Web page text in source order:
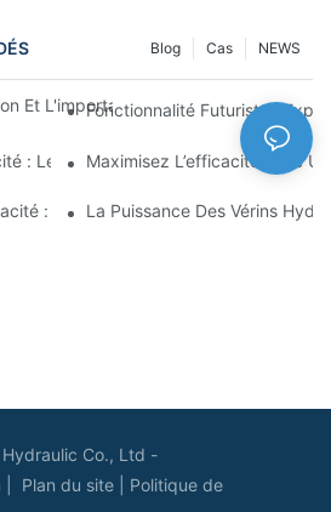
NEWS
Cas
Blog
Et L'importance Des Vérins
Fonctionnalité Futuriste :
: Le Vérin Télescopique Électrique
Maximisez L’efficacité Avec
: Les Avantages D'un Vérin
La Puissance Des Vérins
Co., Ltd -
| Plan du site
Politique de